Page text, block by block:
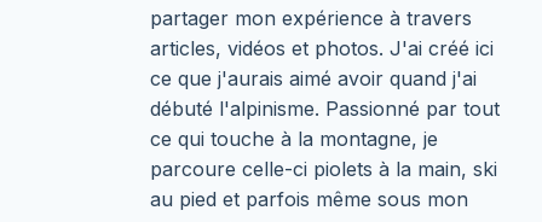
partager mon expérience à travers
articles, vidéos et photos. J'ai créé ici
ce que j'aurais aimé avoir quand j'ai
débuté l'alpinisme. Passionné par tout
ce qui touche à la montagne, je
parcoure celle-ci piolets à la main, ski
au pied et parfois même sous mon